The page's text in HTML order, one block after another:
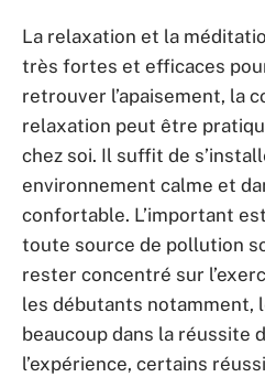
La relaxation et la
très fortes et efficaces
retrouver l’apaisement, la
relaxation peut être
chez soi. Il suffit de
environnement calme et
confortable. L’important
toute source de pollution
rester concentré sur
les débutants notamment,
beaucoup dans la réussite
l’expérience, certains